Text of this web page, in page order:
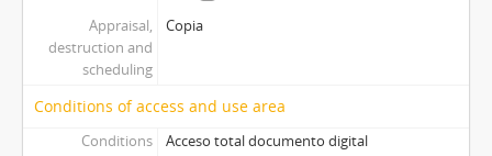
Appraisal,
destruction and
scheduling
Copia
Conditions of access and use area
Conditions
Acceso total documento digital